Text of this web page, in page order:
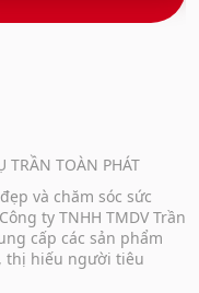
trắng) chứa
thủy phân
giúp tác động
TRẦN TOÀN PHÁT
và chăm sóc sức
ty TNHH TMDV Trần
cấp các sản phẩm
thị hiếu người tiêu